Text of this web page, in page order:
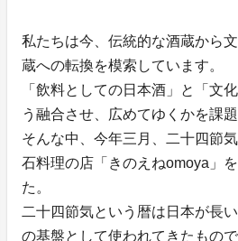
私たちは今、伝統的な酒蔵から
蔵への転換を模索しています。
「飲料としての日本酒」と「文
う融合させ、広めてゆくかを課
そんな中、今年三月、二十四節
石料理の店「きのえねomoya」
た。
二十四節気という暦は日本が長
の基盤として使われてきたもの